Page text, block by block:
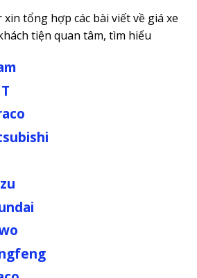
xin tổng hợp các bài viết về giá xe
tiện quan tâm, tìm hiểu